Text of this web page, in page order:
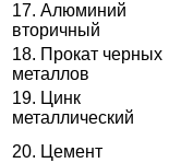
17. Алюминий
вторичный
18. Прокат черных
металлов
19. Цинк
металлический
20. Цемент